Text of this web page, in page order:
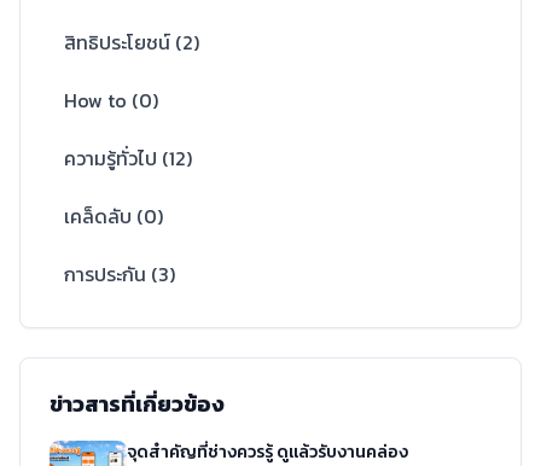
สิทธิประโยชน์ (2)
How to (0)
ความรู้ทั่วไป (12)
เคล็ดลับ (0)
การประกัน (3)
ข่าวสารที่เกี่ยวข้อง
จุดสำคัญที่ช่างควรรู้ ดูแล้วรับงานคล่อง